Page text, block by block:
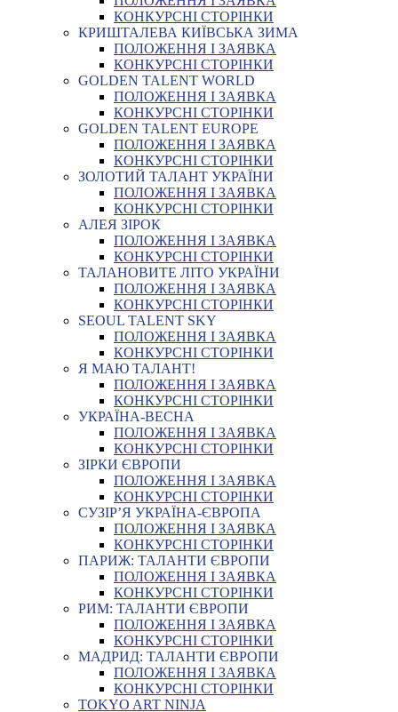
КОНКУРСНІ СТОРІНКИ
КРИШТАЛЕВА КИЇВСЬКА ЗИМА
ПОЛОЖЕННЯ І ЗАЯВКА
КОНКУРСНІ СТОРІНКИ
GOLDEN TALENT WORLD
ПОЛОЖЕННЯ І ЗАЯВКА
КОНКУРСНІ СТОРІНКИ
GOLDEN TALENT EUROPE
ПОЛОЖЕННЯ І ЗАЯВКА
КОНКУРСНІ СТОРІНКИ
ЗОЛОТИЙ ТАЛАНТ УКРАЇНИ
ПОЛОЖЕННЯ І ЗАЯВКА
КОНКУРСНІ СТОРІНКИ
АЛЕЯ ЗІРОК
ПОЛОЖЕННЯ І ЗАЯВКА
КОНКУРСНІ СТОРІНКИ
ТАЛАНОВИТЕ ЛІТО УКРАЇНИ
ПОЛОЖЕННЯ І ЗАЯВКА
КОНКУРСНІ СТОРІНКИ
SEOUL TALENT SKY
ПОЛОЖЕННЯ І ЗАЯВКА
КОНКУРСНІ СТОРІНКИ
Я МАЮ ТАЛАНТ!
ПОЛОЖЕННЯ І ЗАЯВКА
КОНКУРСНІ СТОРІНКИ
УКРАЇНА-ВЕСНА
ПОЛОЖЕННЯ І ЗАЯВКА
КОНКУРСНІ СТОРІНКИ
ЗІРКИ ЄВРОПИ
ПОЛОЖЕННЯ І ЗАЯВКА
КОНКУРСНІ СТОРІНКИ
СУЗІР’Я УКРАЇНА-ЄВРОПА
ПОЛОЖЕННЯ І ЗАЯВКА
КОНКУРСНІ СТОРІНКИ
ПАРИЖ: ТАЛАНТИ ЄВРОПИ
ПОЛОЖЕННЯ І ЗАЯВКА
КОНКУРСНІ СТОРІНКИ
РИМ: ТАЛАНТИ ЄВРОПИ
ПОЛОЖЕННЯ І ЗАЯВКА
КОНКУРСНІ СТОРІНКИ
МАДРИД: ТАЛАНТИ ЄВРОПИ
ПОЛОЖЕННЯ І ЗАЯВКА
КОНКУРСНІ СТОРІНКИ
TOKYO ART NINJA